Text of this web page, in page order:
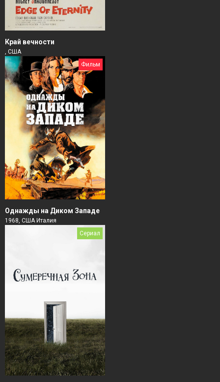
Край вечности
, США
Фильм
Однажды на Диком Западе
1968, США Италия
Сериал